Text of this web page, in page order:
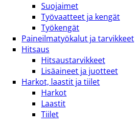
Suojaimet
Työvaatteet ja kengät
Työkengät
Paineilmatyökalut ja tarvikkeet
Hitsaus
Hitsaustarvikkeet
Lisäaineet ja juotteet
Harkot, laastit ja tiilet
Harkot
Laastit
Tiilet